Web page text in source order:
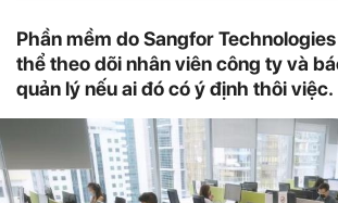
Phần mềm do Sangfor
thể theo dõi nhân viên công ty và
quản lý nếu ai đó có ý định thôi việc.